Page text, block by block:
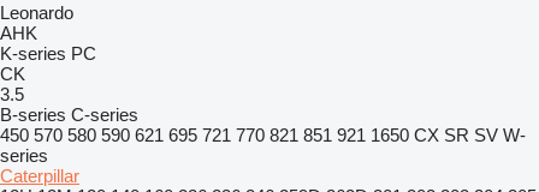
Leonardo
AHK
K-series PC
CK
3.5
B-series C-series
450 570 580 590 621 695 721 770 821 851 921 1650 CX SR SV W-
series
Caterpillar